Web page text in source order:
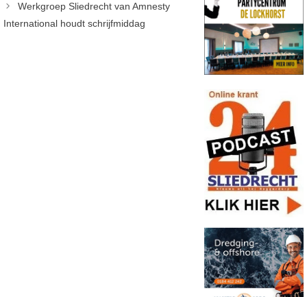
Werkgroep Sliedrecht van Amnesty
International houdt schrijfmiddag